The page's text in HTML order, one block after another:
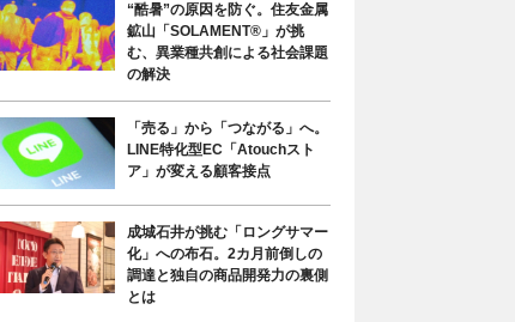
“酷暑”の原因を防ぐ。住友金属
鉱山「SOLAMENT®」が挑
む、異業種共創による社会課題
の解決
「売る」から「つながる」へ。
LINE特化型EC「Atouchスト
ア」が変える顧客接点
成城石井が挑む「ロングサマー
化」への布石。2カ月前倒しの
調達と独自の商品開発力の裏側
とは